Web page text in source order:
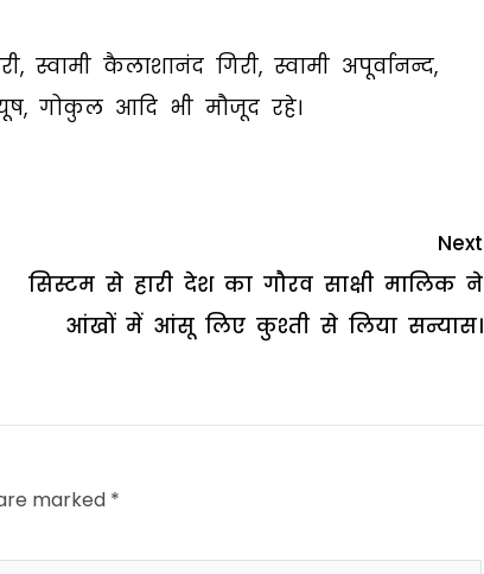
स्वामी कैलाशानंद गिरी, स्वामी अपूर्वानन्द,
गोकुल आदि भी मौजूद रहे।
Next
सिस्टम से हारी देश का गौरव साक्षी मालिक ने
आंखों में आंसू लिए कुश्ती से लिया सन्यास।
marked *